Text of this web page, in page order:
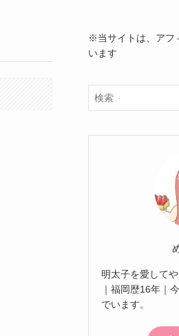
※当サイトは、アフ
います
明太子を愛して
｜福岡歴16年｜
でいます。